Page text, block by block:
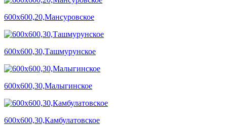
600х600,20,Мансуровское
600х600,30,Ташмурунское
600х600,30,Малыгинское
600х600,30,Камбулатовское